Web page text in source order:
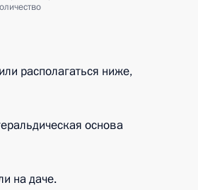
располагаться ниже,
основа
на даче.